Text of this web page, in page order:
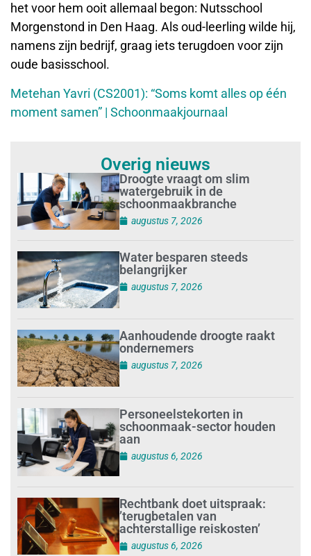
het voor hem ooit allemaal begon: Nutsschool
Morgenstond in Den Haag. Als oud-leerling wilde hij,
namens zijn bedrijf, graag iets terugdoen voor zijn
oude basisschool.
Metehan Yavri (CS2001): “Soms komt alles op één
moment samen” | Schoonmaakjournaal
Overig nieuws
Droogte vraagt om slim
watergebruik in de
schoonmaakbranche
augustus 7, 2026
Water besparen steeds
belangrijker
augustus 7, 2026
Aanhoudende droogte raakt
ondernemers
augustus 7, 2026
Personeelstekorten in
schoonmaak-sector houden
aan
augustus 6, 2026
Rechtbank doet uitspraak:
’terugbetalen van
achterstallige reiskosten’
augustus 6, 2026